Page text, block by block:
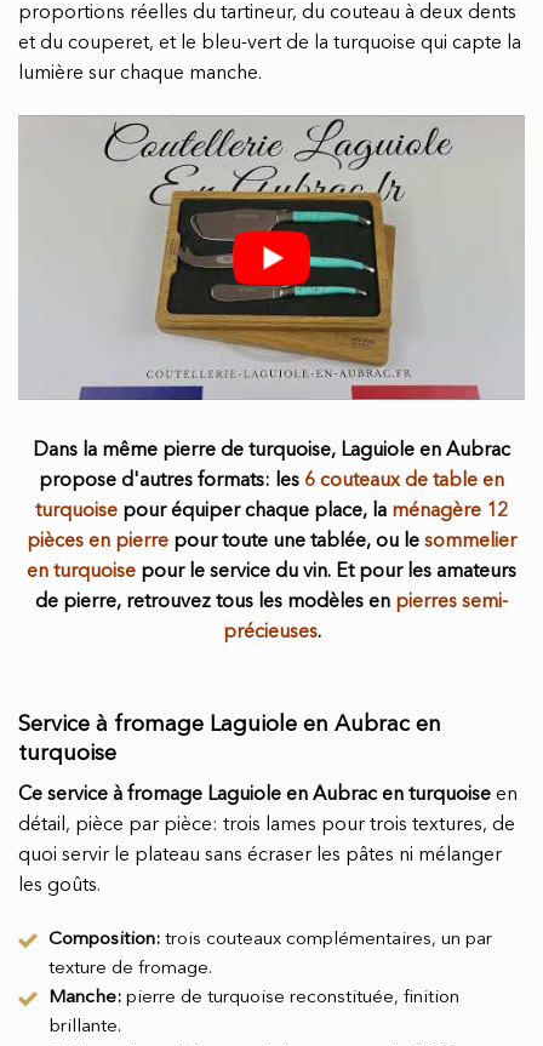
Service à fromage Laguiole en Aubrac en
turquoise
Ce service à fromage Laguiole en Aubrac en turquoise en
détail, pièce par pièce: trois lames pour trois textures, de
quoi servir le plateau sans écraser les pâtes ni mélanger
les goûts.
Composition: trois couteaux complémentaires, un par
texture de fromage.
Manche: pierre de turquoise reconstituée, finition
brillante.
proportions réelles du tartineur, du couteau à deux dents
et du couperet, et le bleu-vert de la turquoise qui capte la
lumière sur chaque manche.
Dans la même pierre de turquoise, Laguiole en Aubrac
propose d'autres formats: les 6 couteaux de table en
turquoise pour équiper chaque place, la ménagère 12
pièces en pierre pour toute une tablée, ou le sommelier
en turquoise pour le service du vin. Et pour les amateurs
de pierre, retrouvez tous les modèles en pierres semi-
précieuses.